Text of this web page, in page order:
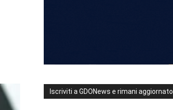
Iscriviti a GDONews e rimani aggiornato